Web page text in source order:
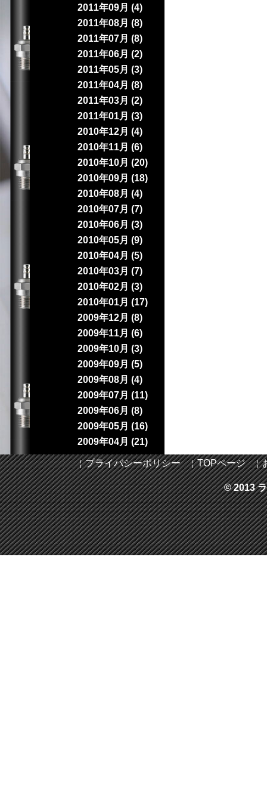
2011年09月 (4)
2011年08月 (8)
2011年07月 (8)
2011年06月 (2)
2011年05月 (3)
2011年04月 (8)
2011年03月 (2)
2011年01月 (3)
2010年12月 (4)
2010年11月 (6)
2010年10月 (20)
2010年09月 (18)
2010年08月 (4)
2010年07月 (7)
2010年06月 (3)
2010年05月 (9)
2010年04月 (5)
2010年03月 (7)
2010年02月 (3)
2010年01月 (17)
2009年12月 (8)
2009年11月 (6)
2009年10月 (3)
2009年09月 (5)
2009年08月 (4)
2009年07月 (11)
2009年06月 (8)
2009年05月 (16)
2009年04月 (21)
￤プライバシーポリシー￤TOPページ￤
© 2013